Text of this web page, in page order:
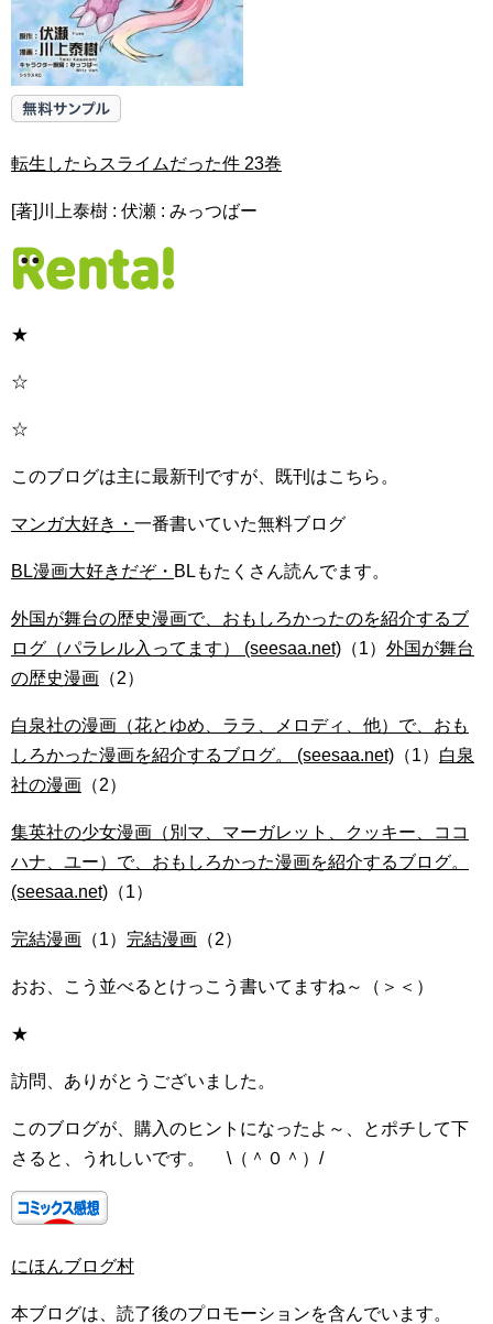
転生したらスライムだった件 23巻
[著]川上泰樹 : 伏瀬 : みっつばー
★
☆
☆
このブログは主に最新刊ですが、既刊はこちら。
マンガ大好き・ 一番書いていた無料ブログ
BL漫画大好きだぞ・ BLもたくさん読んでます。
外国が舞台の歴史漫画で、おもしろかったのを紹介するブ
ログ（パラレル入ってます） (seesaa.net) （1） 外国が舞台
の歴史漫画 （2）
白泉社の漫画（花とゆめ、ララ、メロディ、他）で、おも
しろかった漫画を紹介するブログ。 (seesaa.net) （1） 白泉
社の漫画 （2）
集英社の少女漫画（別マ、マーガレット、クッキー、ココ
ハナ、ユー）で、おもしろかった漫画を紹介するブログ。
(seesaa.net) （1）
完結漫画 （1） 完結漫画 （2）
おお、こう並べるとけっこう書いてますね～（＞＜）
★
訪問、ありがとうございました。
このブログが、購入のヒントになったよ～、とポチして下
さると、うれしいです。 \（＾０＾）/
にほんブログ村
本ブログは、読了後のプロモーションを含んでいます。